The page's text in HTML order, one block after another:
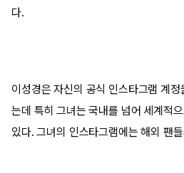
다.
이성경은 자신의 공식 인스타그램 계
는데 특히 그녀는 국내를 넘어 세계적
있다. 그녀의 인스타그램에는 해외 팬